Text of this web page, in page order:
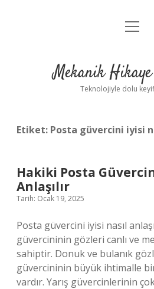
Anasayfa
Yasal
menüyü
Mekanik
Teknolojiyle dolu
Etiket: Posta güvercini iyisi
Hakiki Posta
Anlaşılır
Tarih: Ocak 19, 2025
Posta güvercini iyisi nasıl
güvercininin gözleri canlı ve
sahiptir. Donuk ve bulanık
güvercininin büyük ihtimalle
vardır. Yarış güvercinlerinin